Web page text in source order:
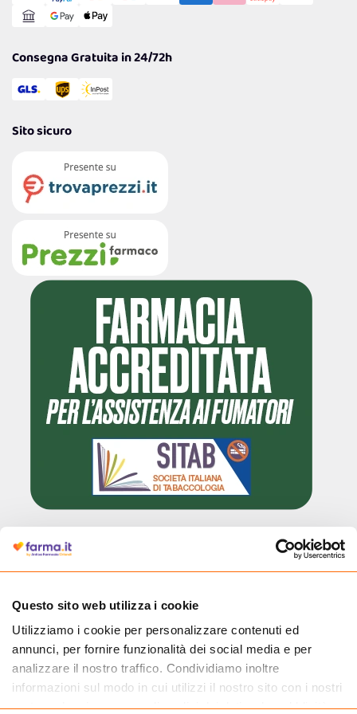
Questo sito web utilizza i cookie
Utilizziamo i cookie per personalizzare contenuti ed
annunci, per fornire funzionalità dei social media e per
analizzare il nostro traffico. Condividiamo inoltre
informazioni sul modo in cui utilizzi il nostro sito con i nostri
partner che si occupano di analisi dei dati web, pubblicità e
Consegna Gratuita in 24/72h
Sito sicuro
autorizzata dal Ministero della Salute a effettuare la vendita online di